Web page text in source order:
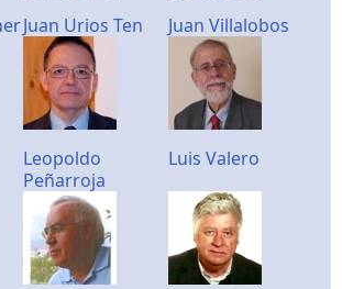
Juan Urios Ten Juan Villalobos
Leopoldo
Peñarroja
Luis Valero